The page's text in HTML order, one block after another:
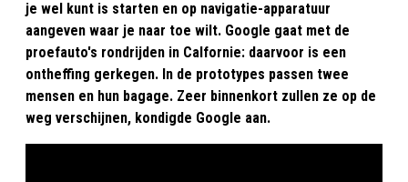
je wel kunt is starten en op navigatie-apparatuur
aangeven waar je naar toe wilt. Google gaat met de
proefauto's rondrijden in Calfornie: daarvoor is een
ontheffing gerkegen. In de prototypes passen twee
mensen en hun bagage. Zeer binnenkort zullen ze op de
weg verschijnen, kondigde Google aan.